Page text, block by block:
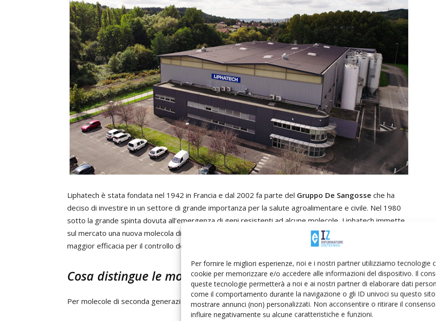
Per fornire le migliori esperienze, noi e i nostri partner utilizziamo tecnologie
cookie per memorizzare e/o accedere alle informazioni del dispositivo. Il
queste tecnologie permetterà a noi e ai nostri partner di elaborare dati
come il comportamento durante la navigazione o gli ID univoci su questo
mostrare annunci (non) personalizzati. Non acconsentire o ritirare il
influire negativamente su alcune caratteristiche e funzioni.
Liphatech è stata fondata nel 1942 in Francia e dal 2002 fa parte del Gruppo De Sangosse che ha
deciso di investire in un settore di grande importanza per la salute agroalimentare e civile. Nel 1980
sotto la grande spinta dovuta all’emergenza di geni resistenti ad alcune molecole, Liphatech immette
sul mercato una nuova molecola di
, uno degli anti coagulanti di
maggior efficacia per il controllo dei roditori.
Cosa distingue le molecole di seconda generazione
Per molecole di seconda generazione si intendono quelle per cui: